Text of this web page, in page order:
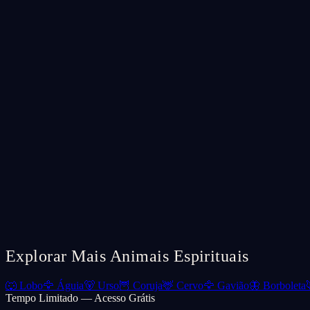
Explorar Mais Animais Espirituais
🐺 Lobo🦅 Águia🐻 Urso🦉 Coruja🦌 Cervo🦅 Gavião🦋 Borboleta
Tempo Limitado — Acesso Grátis